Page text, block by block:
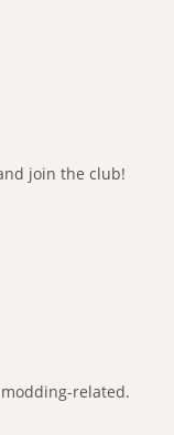
join the club!
related.